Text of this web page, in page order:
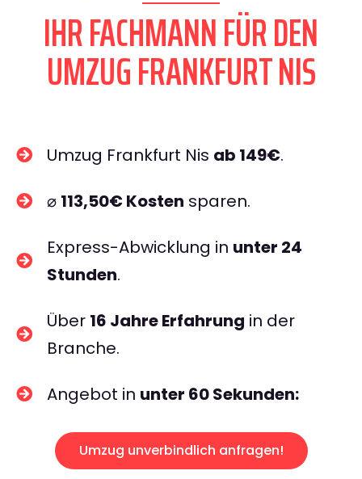
IHR FACHMANN FÜR DEN
UMZUG FRANKFURT NIS
Umzug Frankfurt Nis ab 149€.
⌀ 113,50€ Kosten sparen.
Express-Abwicklung in unter 24
Stunden.
Über 16 Jahre Erfahrung in der
Branche.
Angebot in unter 60 Sekunden:
Umzug unverbindlich anfragen!